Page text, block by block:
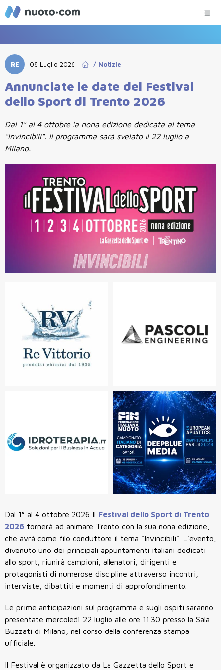
RE 08 Luglio 2026 | / Notizie
Annunciate le date del Festival
dello Sport di Trento 2026
Dal 1° al 4 ottobre la nona edizione dedicata al tema
"Invincibili". Il programma sarà svelato il 22 luglio a
Milano.
Dal 1° al 4 ottobre 2026 Il Festival dello Sport di Trento
2026 tornerà ad animare Trento con la sua nona edizione,
che avrà come filo conduttore il tema "Invincibili". L'evento,
divenuto uno dei principali appuntamenti italiani dedicati
allo sport, riunirà campioni, allenatori, dirigenti e
protagonisti di numerose discipline attraverso incontri,
interviste, dibattiti e momenti di approfondimento.
Le prime anticipazioni sul programma e sugli ospiti saranno
presentate mercoledì 22 luglio alle ore 11.30 presso la Sala
Buzzati di Milano, nel corso della conferenza stampa
ufficiale.
Il Festival è organizzato da La Gazzetta dello Sport e